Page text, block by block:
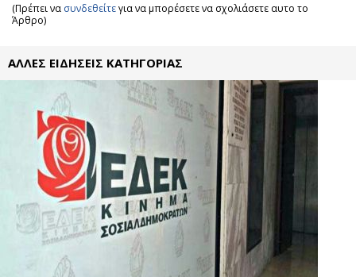
(Πρέπει να συνδεθείτεγια να μπορέσετε να σχολιάσετε αυτο το
Άρθρο)
ΑΛΛΕΣ ΕΙΔΗΣΕΙΣ ΚΑΤΗΓΟΡΙΑΣ